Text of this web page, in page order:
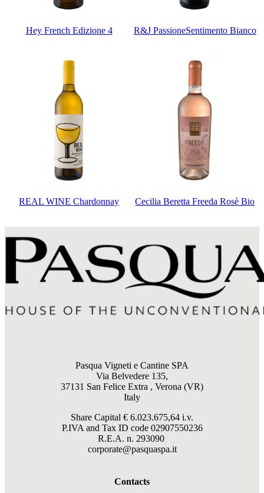
Hey French Edizione 4 R&J PassioneSentimento Bianco
REAL WINE Chardonnay Cecilia Beretta Freeda Rosè Bio
Pasqua Vigneti e Cantine SPA
Via Belvedere 135,
37131 San Felice Extra , Verona (VR)
Italy
Share Capital € 6.023.675,64 i.v.
P.IVA and Tax ID code 02907550236
R.E.A. n. 293090
corporate@pasquaspa.it
Contacts